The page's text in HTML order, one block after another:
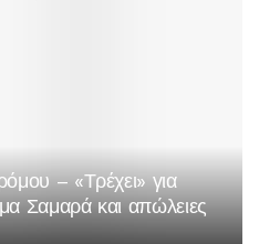
– «Τρέχει» για
Σαμαρά και απώλειες